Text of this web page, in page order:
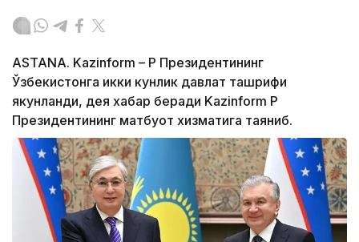
ASTANA. Kazinform – ҚР Президентининг
Ўзбекистонга икки кунлик давлат ташрифи
якунланди, дея хабар беради Kazinform ҚР
Президентининг матбуот хизматига таяниб.